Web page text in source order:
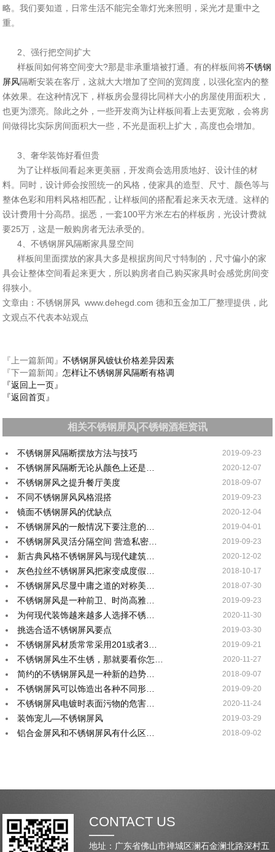
略。我们要知道，日常生活不能完全靠灯光来照明，采光才是重中之
重。
2、强行把空间扩大
样板间如何将空间变大?那是非承重墙被打通。有的样板间将不锈钢
屏风隔断安装在客厅，这就大大增加了空间的宽阔度，以强化室内的整
体效果。在这种情况下，样板房会显得比同样大小的房屋使用面积大，
也更为漂亮。除此之外，一些开发商为让样板间看上去更宽敞，会将房
间做得比实际房间面积大一些，不光是面积上扩大，高度也会增加。
3、奢华装饰好看但贵
为了让样板间看起来更美丽，开发商会选用质地好、设计佳的材
料。同时，设计师会按照统一的风格，使家具的造型、尺寸、颜色等与
整体色彩和用料风格相匹配，让样板间的搭配看起来天衣无缝。这样的
设计费用十分高昂。据悉，一套100平方米左右的样板房，光设计费就
要25万，这是一般购房者无法承受的。
4、不锈钢屏风隔断家具显空间
样板间里面摆放的家具大多是根据房间尺寸特制的，尺寸偏小的家
具会让整体空间看起来更大，所以购房者自己购买家具时会感觉房间变
得狭小。
文章由：不锈钢屏风 www.dehegd.com 德和五金加工厂整理提供，此
文观点不代表本站观点
『上一篇新闻』不锈钢屏风镀钛价格差异因素
『下一篇新闻』怎样让不锈钢屏风隔断有格调
『返回上一页』
『返回首页』
相关不锈钢屏风|不锈钢酒柜资讯
不锈钢屏风隔断摆放方法与技巧 2019-09-23
不锈钢屏风隔断无论从颜色上还是… 2020-12-07
不锈钢屏风之提升餐厅美度 2018-09-07
不同不锈钢屏风风格混搭 2019-09-23
镜面不锈钢屏风的优缺点 2020-12-04
不锈钢屏风的一般情况下要注意的… 2019-04-01
不锈钢屏风灵活分隔空间 营造私密… 2019-09-23
新古典风格不锈钢屏风与现代建筑… 2020-12-02
灰色拉丝不锈钢屏风把家变成度假… 2018-10-17
不锈钢屏风尽显中庸之道的对称美… 2018-07-30
不锈钢屏风是一种前卫、时尚高雅… 2019-09-23
为何现代装饰越来越多人选择不锈… 2020-11-30
挑选合适不锈钢屏风要点 2019-03-30
不锈钢屏风材质常常采用201或者3… 2019-09-21
不锈钢屏风生不生锈，那就要看你怎… 2020-11-27
简约的不锈钢屏风是一种新的趋势… 2018-09-07
不锈钢屏风可以饰造出各种不同形… 2019-09-20
不锈钢屏风电镀时表面污物的危害… 2020-11-24
装饰宠儿—不锈钢屏风 2019-03-29
铝合金屏风和不锈钢屏风有什么区… 2018-09-02
CONTACT US
地址：广东省佛山市禅城区澜石金澜北路深村五